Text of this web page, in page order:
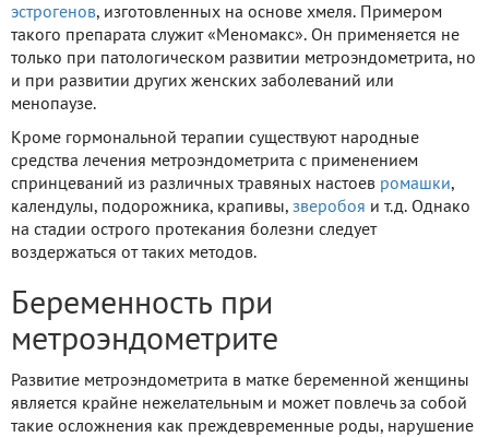
эстрогенов, изготовленных на основе хмеля. Примером
такого препарата служит «Меномакс». Он применяется не
только при патологическом развитии метроэндометрита, но
и при развитии других женских заболеваний или
менопаузе.
Кроме гормональной терапии существуют народные
средства лечения метроэндометрита с применением
спринцеваний из различных травяных настоев ромашки,
календулы, подорожника, крапивы, зверобоя и т.д. Однако
на стадии острого протекания болезни следует
воздержаться от таких методов.
Беременность при
метроэндометрите
Развитие метроэндометрита в матке беременной женщины
является крайне нежелательным и может повлечь за собой
такие осложнения как преждевременные роды, нарушение